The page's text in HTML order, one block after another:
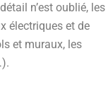
n’est oublié, les
électriques et de
et muraux, les